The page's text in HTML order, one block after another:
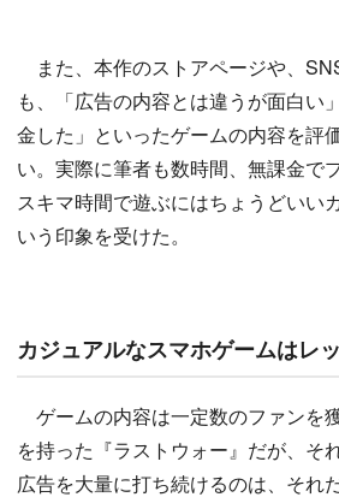
また、本作のストアページや、
も、「広告の内容とは違うが面白い
金した」といったゲームの内容を評
い。実際に筆者も数時間、無課金で
スキマ時間で遊ぶにはちょうどいい
いう印象を受けた。
カジュアルなスマホゲームはレ
ゲームの内容は一定数のファンを
を持った『ラストウォー』だが、そ
広告を大量に打ち続けるのは、それ